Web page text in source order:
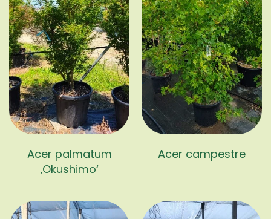
Acer palmatum
‚Okushimo‘
Acer campestre